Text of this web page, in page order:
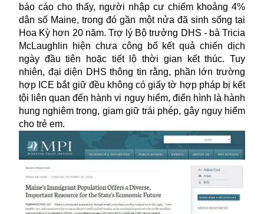
báo cáo cho thấy, người nhập cư chiếm khoảng 4%
dân số Maine, trong đó gần một nửa đã sinh sống tại
Hoa Kỳ hơn 20 năm. Trợ lý Bộ trưởng DHS - bà Tricia
McLaughlin hiện chưa công bố kết quả chiến dịch
ngày đầu tiên hoặc tiết lộ thời gian kết thúc. Tuy
nhiên, đại diện DHS thông tin rằng, phần lớn trường
hợp ICE bắt giữ đều không có giấy tờ hợp pháp bị kết
tội liên quan đến hành vi nguy hiểm, điển hình là hành
hung nghiêm trọng, giam giữ trái phép, gây nguy hiểm
cho trẻ em.